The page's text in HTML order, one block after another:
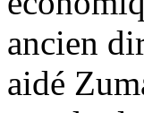
ancien
aidé